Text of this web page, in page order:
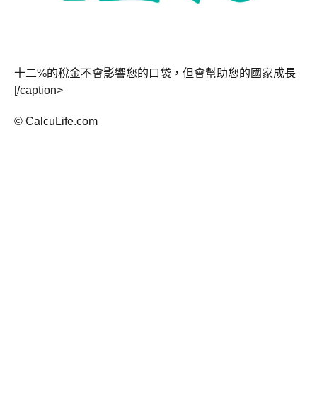
十二%的稅金不會影響您的口袋，但會幫助您的國家成長
[/caption>
© CalcuLife.com